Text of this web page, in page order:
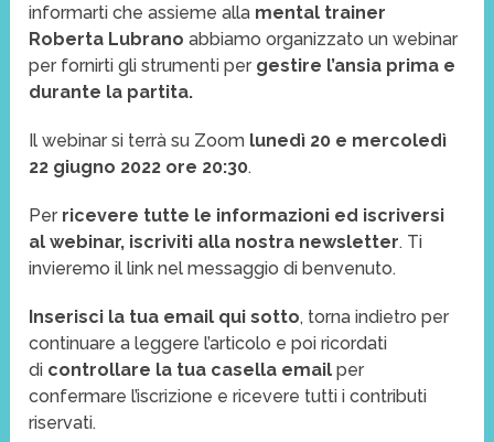
informarti che assieme alla mental trainer
Roberta Lubranoabbiamo organizzato un webinar
per fornirti gli strumenti per gestire l’ansia prima e
durante la partita.
Il webinar si terrà su Zoom lunedì 20 e mercoledì
22 giugno 2022 ore 20:30.
Per ricevere tutte le informazioni ed iscriversi
al webinar, iscriviti alla nostra newsletter. Ti
invieremo il link nel messaggio di benvenuto.
Inserisci la tua email qui sotto, torna indietro per
continuare a leggere l’articolo e poi ricordati
di controllare la tua casella emailper
confermare l’iscrizione e ricevere tutti i contributi
riservati.